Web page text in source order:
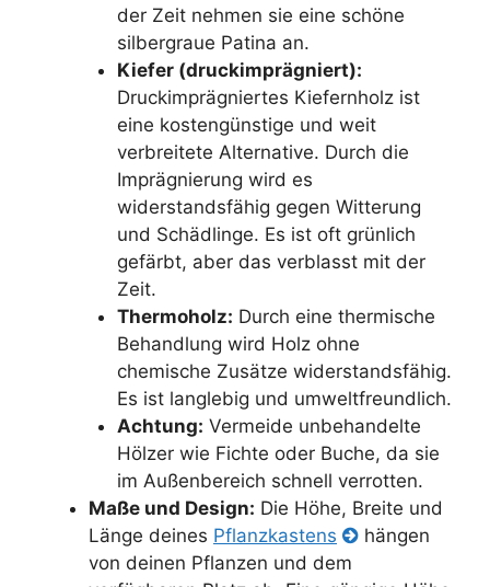
der Zeit nehmen sie eine schöne
silbergraue Patina an.
Kiefer (druckimprägniert):
Druckimprägniertes Kiefernholz ist
eine kostengünstige und weit
verbreitete Alternative. Durch die
Imprägnierung wird es
widerstandsfähig gegen Witterung
und Schädlinge. Es ist oft grünlich
gefärbt, aber das verblasst mit der
Zeit.
Thermoholz: Durch eine thermische
Behandlung wird Holz ohne
chemische Zusätze widerstandsfähig.
Es ist langlebig und umweltfreundlich.
Achtung: Vermeide unbehandelte
Hölzer wie Fichte oder Buche, da sie
im Außenbereich schnell verrotten.
Maße und Design: Die Höhe, Breite und
Länge deines Pflanzkastens
hängen
von deinen Pflanzen und dem